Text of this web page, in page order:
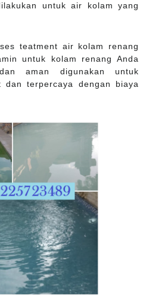
untuk air kolam yang
teatment air kolam renang
untuk kolam renang Anda
aman digunakan untuk
dan terpercaya dengan biaya